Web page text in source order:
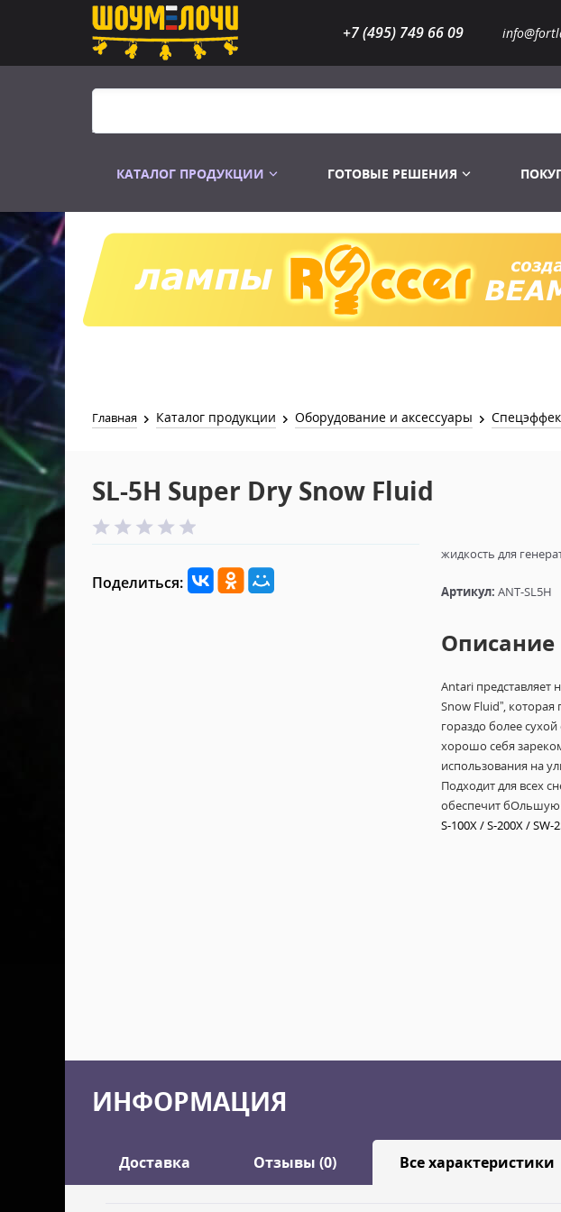
+7 (495) 749 66 09
КАТАЛОГ ПРОДУКЦИИ
Распродажа Лампы газоразрядные
ГОТОВЫЕ РЕШЕНИЯ
Главная Каталог продукции Оборудование и аксессуары
SL-5H Super Dry Snow Fluid
Поделиться:
жидкость для
Артикул: ANT-SL5H
Описание
Antari представляет
Snow Fluid”,
гораздо более
хорошо себя
использования на
Подходит для всех
обеспечит бОльшую
S-100X/ S-200X/ SW-
ИНФОРМАЦИЯ
Доставка Отзывы (0) Все характеристики